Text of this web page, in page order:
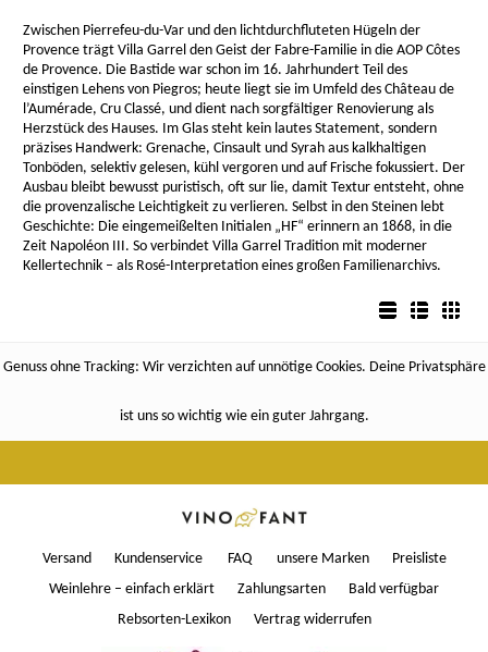
Zwischen Pierrefeu-du-Var und den lichtdurchfluteten Hügeln der
Provence trägt Villa Garrel den Geist der Fabre-Familie in die AOP Côtes
de Provence. Die Bastide war schon im 16. Jahrhundert Teil des
einstigen Lehens von Piegros; heute liegt sie im Umfeld des Château de
l’Aumérade, Cru Classé, und dient nach sorgfältiger Renovierung als
Herzstück des Hauses. Im Glas steht kein lautes Statement, sondern
präzises Handwerk: Grenache, Cinsault und Syrah aus kalkhaltigen
Tonböden, selektiv gelesen, kühl vergoren und auf Frische fokussiert. Der
Ausbau bleibt bewusst puristisch, oft sur lie, damit Textur entsteht, ohne
die provenzalische Leichtigkeit zu verlieren. Selbst in den Steinen lebt
Geschichte: Die eingemeißelten Initialen „HF“ erinnern an 1868, in die
Zeit Napoléon III. So verbindet Villa Garrel Tradition mit moderner
Kellertechnik – als Rosé-Interpretation eines großen Familienarchivs.
Listenansicht
Genuss ohne Tracking: Wir verzichten auf unnötige Cookies. Deine Privatsphäre
ist uns so wichtig wie ein guter Jahrgang.
Versand Kundenservice FAQ unsere Marken
Preisliste
Weinlehre – einfach erklärt
Zahlungsarten
Bald verfügbar
Rebsorten-Lexikon
Vertrag widerrufen